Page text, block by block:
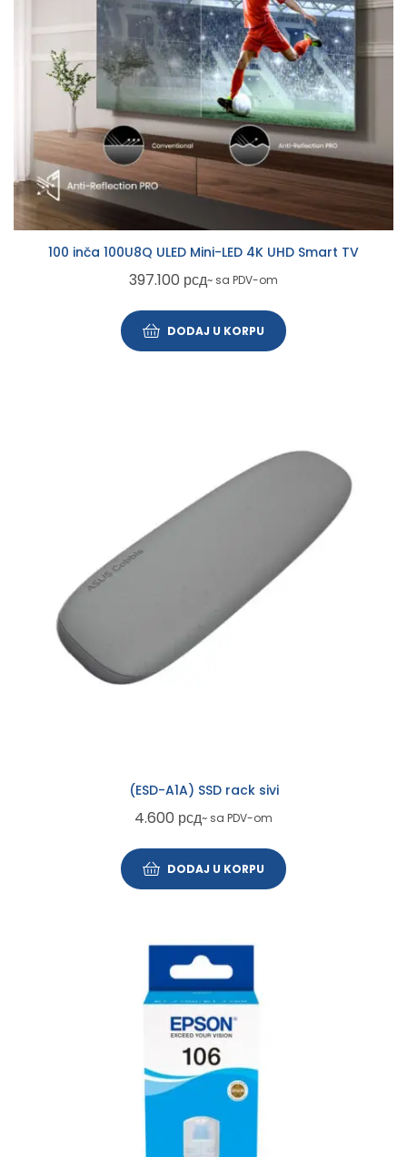
100 inča 100U8Q ULED Mini-LED 4K UHD Smart TV
397.100 рсд~ sa PDV-om
DODAJ U KORPU
(ESD-A1A) SSD rack sivi
4.600 рсд~ sa PDV-om
DODAJ U KORPU